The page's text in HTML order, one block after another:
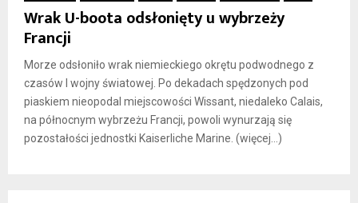
Wrak U-boota odsłonięty u wybrzeży
Francji
Morze odsłoniło wrak niemieckiego okrętu podwodnego z
czasów I wojny światowej. Po dekadach spędzonych pod
piaskiem nieopodal miejscowości Wissant, niedaleko Calais,
na północnym wybrzeżu Francji, powoli wynurzają się
pozostałości jednostki Kaiserliche Marine. (więcej…)